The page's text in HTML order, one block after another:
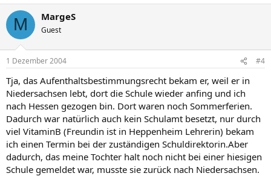
M MargeS
Guest
1 Dezember 2004 #4
Tja, das Aufenthaltsbestimmungsrecht bekam er, weil er in
Niedersachsen lebt, dort die Schule wieder anfing und ich
nach Hessen gezogen bin. Dort waren noch Sommerferien.
Dadurch war natürlich auch kein Schulamt besetzt, nur durch
viel VitaminB (Freundin ist in Heppenheim Lehrerin) bekam
ich einen Termin bei der zuständigen Schuldirektorin.Aber
dadurch, das meine Tochter halt noch nicht bei einer hiesigen
Schule gemeldet war, musste sie zurück nach Niedersachsen.